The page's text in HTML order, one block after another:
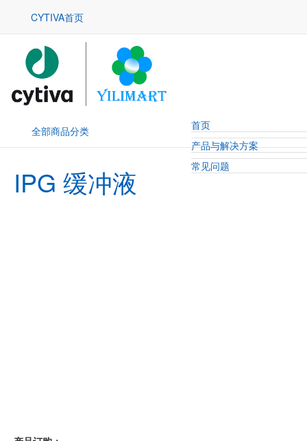
CYTIVA首页
全部商品分类
首页
产品与解决方案
常见问题
IPG 缓冲液